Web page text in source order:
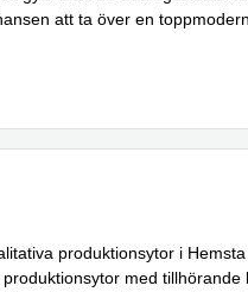
att ta över en
produktionsytor i
med tillhörande